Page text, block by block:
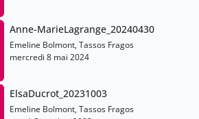
Anne-MarieLagrange_20240430
Emeline Bolmont, Tassos Fragos
mercredi 8 mai 2024
ElsaDucrot_20231003
Emeline Bolmont, Tassos Fragos